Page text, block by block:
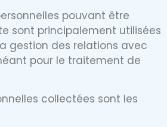
pouvant être
sont principalement utilisées
gestion des relations avec
pour le traitement de
collectées sont les